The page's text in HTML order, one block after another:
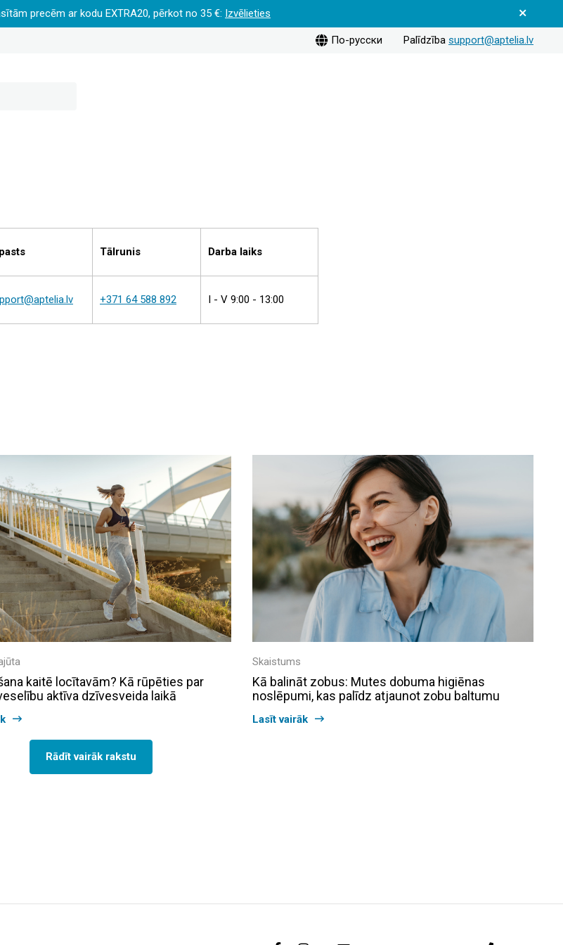
precēm ar kodu EXTRA20, pērkot no 35 €: Izvēlieties
По-русски Palīdzība support@aptelia.lv
Tālrunis Darba laiks
+371 64 588 892 I - V 9:00 - 13:00
kaitē locītavām? Kā rūpēties par
aktīva dzīvesveida laikā
Skaistums
Kā balināt zobus: Mutes dobuma higiēnas
noslēpumi, kas palīdz atjaunot zobu baltumu
Lasīt vairāk
Rādīt vairāk rakstu